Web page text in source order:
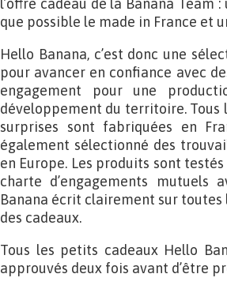
l’offre cadeau de la Banana
que possible le made in France et
Hello Banana, c’est donc une
pour avancer en confiance avec
engagement pour une
développement du territoire. Tous
surprises sont fabriquées en
également sélectionné des
en Europe. Les produits sont
charte d’engagements mutuels
Banana écrit clairement sur
des cadeaux.
Tous les petits cadeaux Hello
approuvés deux fois avant d’être